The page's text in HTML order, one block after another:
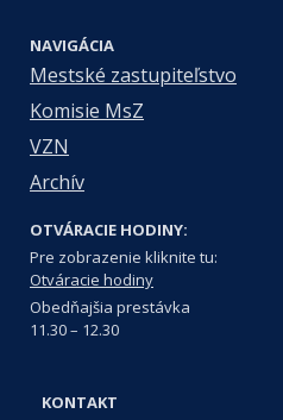
NAVIGÁCIA
Mestské zastupiteľstvo
Komisie MsZ
VZN
Archív
OTVÁRACIE HODINY:
Pre zobrazenie kliknite tu:
Otváracie hodiny
Obedňajšia prestávka
11.30 – 12.30
KONTAKT